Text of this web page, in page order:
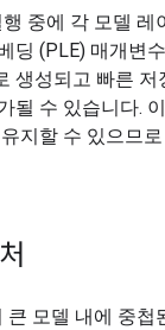
중에 각 모델
딩 (PLE) 매개변
생성되고 빠른
될 수 있습니다.
지할 수 있으므
큰 모델 내에 중